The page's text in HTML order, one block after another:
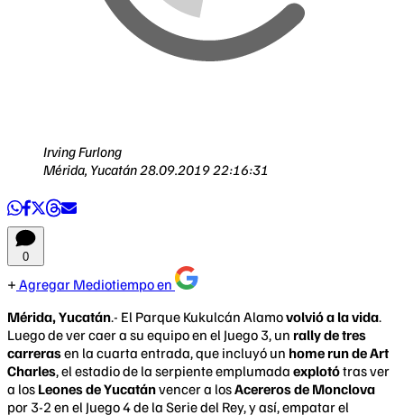
Irving Furlong
Mérida, Yucatán28.09.2019 22:16:31
0
Agregar Mediotiempo en
Mérida, Yucatán.- El Parque Kukulcán Alamovolvió a la vida.
Luego de ver caer a su equipo en el Juego 3, un rally de tres
carrerasen la cuarta entrada, que incluyó un home run de Art
Charles, el estadio de la serpiente emplumada explotótras ver
a los Leones de Yucatánvencer a losAcereros de Monclova
por 3-2 en el Juego 4 de la Serie del Rey, y así, empatar el